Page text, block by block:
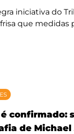
iniciativa do
que medidas
confirmado:
de Michael